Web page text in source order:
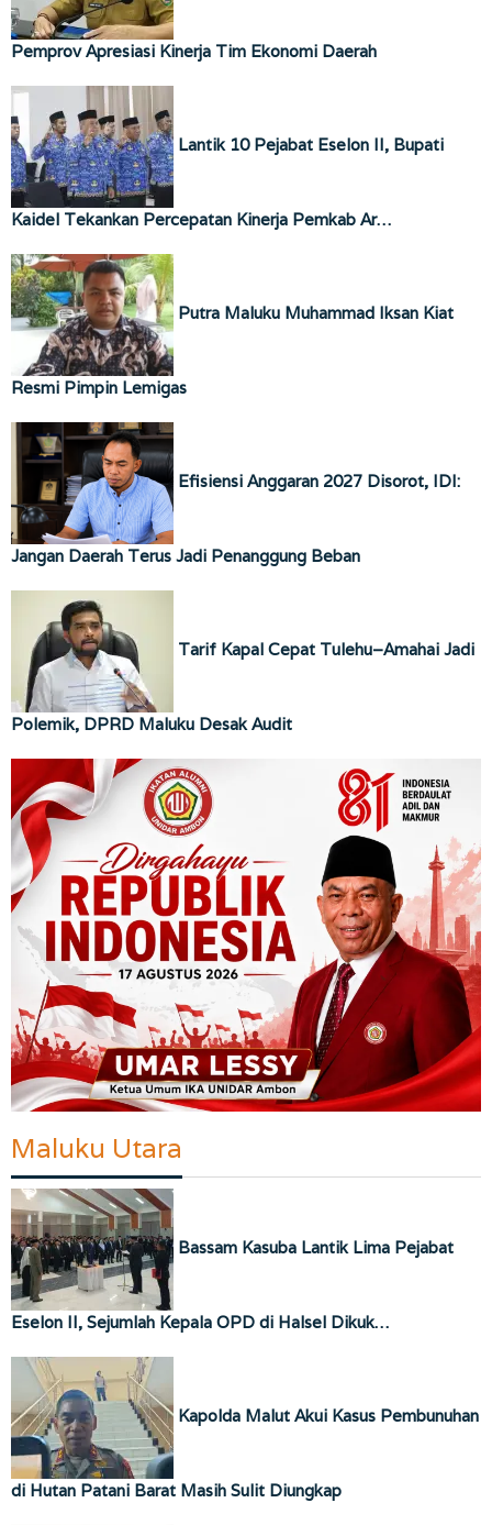
Pemprov Apresiasi Kinerja Tim Ekonomi Daerah
Lantik 10 Pejabat Eselon II, Bupati
Kaidel Tekankan Percepatan Kinerja Pemkab Ar…
Putra Maluku Muhammad Iksan Kiat
Resmi Pimpin Lemigas
Efisiensi Anggaran 2027 Disorot, IDI:
Jangan Daerah Terus Jadi Penanggung Beban
Tarif Kapal Cepat Tulehu–Amahai Jadi
Polemik, DPRD Maluku Desak Audit
Maluku Utara
Bassam Kasuba Lantik Lima Pejabat
Eselon II, Sejumlah Kepala OPD di Halsel Dikuk…
Kapolda Malut Akui Kasus Pembunuhan
di Hutan Patani Barat Masih Sulit Diungkap